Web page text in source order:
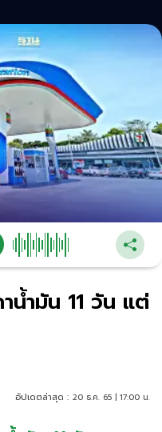
น้ำมัน 11 วัน แต่
อัปเดตล่าสุด : 20 ธ.ค. 65 | 17:00 น.